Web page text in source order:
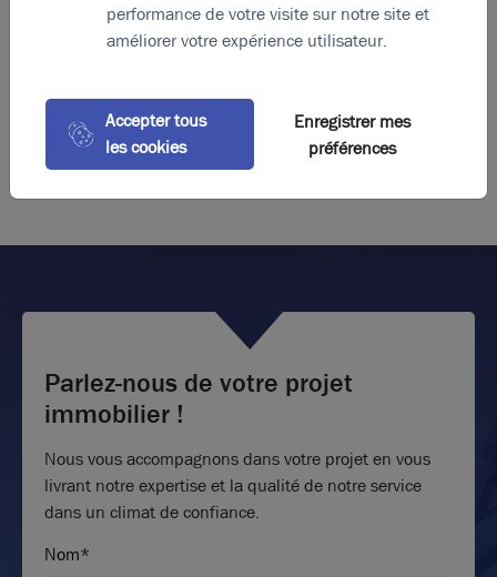
C F
Indice d'émission de gaz à effet de serre
Diagnostic GES en cours
Parlez-nous de votre projet
immobilier !
Nous vous accompagnons dans votre projet en vous
livrant notre expertise et la qualité de notre service
dans un climat de confiance.
Nom*
performance de votre visite sur notre site et
améliorer votre expérience utilisateur.
Accepter tous
les cookies
Enregistrer mes
préférences